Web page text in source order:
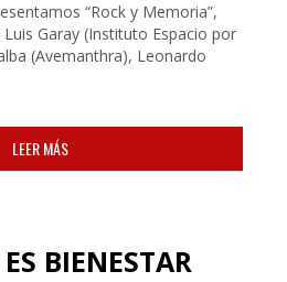
“Rock y Memoria”,
Garay (Instituto Espacio por
(Avemanthra), Leonardo
LEER MÁS
BIENESTAR